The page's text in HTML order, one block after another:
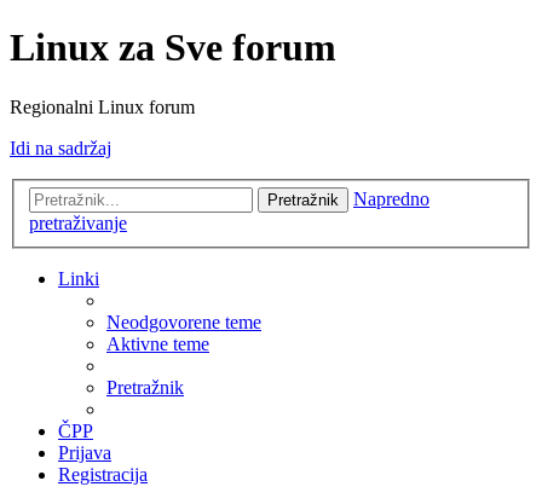
Linux za Sve forum
Regionalni Linux forum
Idi na sadržaj
Pretražnik
Napredno
pretraživanje
Linki
Neodgovorene teme
Aktivne teme
Pretražnik
ČPP
Prijava
Registracija